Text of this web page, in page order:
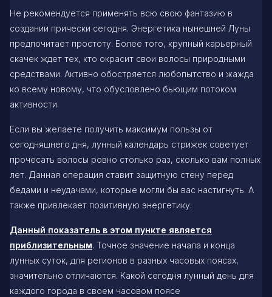
Не рекомендуется применять всю свою фантазию в
создании прически сегодня. Энергетика нынешней Луны
предпочитает простоту. Более того, крупный карьерный
скачек ждет тех, кто окрасит свои волосы природными
средствами. Активно обостряется любопытство и жажда
ко всему новому, что обусловлено бьющим потоком
активности.
Если вы желаете получить максимум пользы от
сегодняшнего дня, лунный календарь стрижек советует
прочесать волосы ровно столько раз, сколько вам полных
лет. Данная операция ставит защитную стену перед
бедами и неудачами, которые могли бы вас настигнуть. А
также привлекает позитивную энергетику.
Данный показатель в этом пункте является
приблизительным. Точное значение начала и конца
лунных суток, для регионов в разных часовых поясах,
значительно отличаются. Какой сегодня лунный день для
каждого города в своем часовом поясе